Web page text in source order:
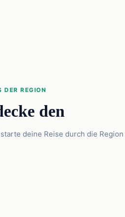
DER REGION
den
deine Reise durch die Region